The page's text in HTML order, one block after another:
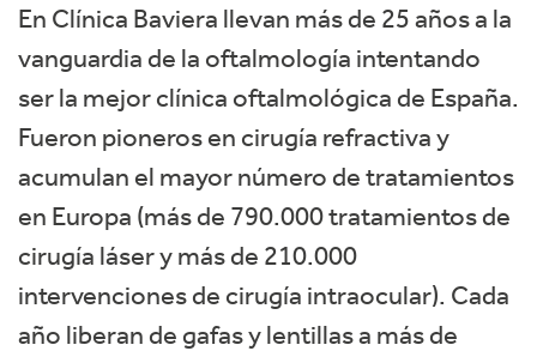
En Clínica Baviera llevan más de 25 años a la
vanguardia de la oftalmología intentando
ser la mejor clínica oftalmológica de España.
Fueron pioneros en cirugía refractiva y
acumulan el mayor número de tratamientos
en Europa (más de 790.000 tratamientos de
cirugía láser y más de 210.000
intervenciones de cirugía intraocular). Cada
año liberan de gafas y lentillas a más de